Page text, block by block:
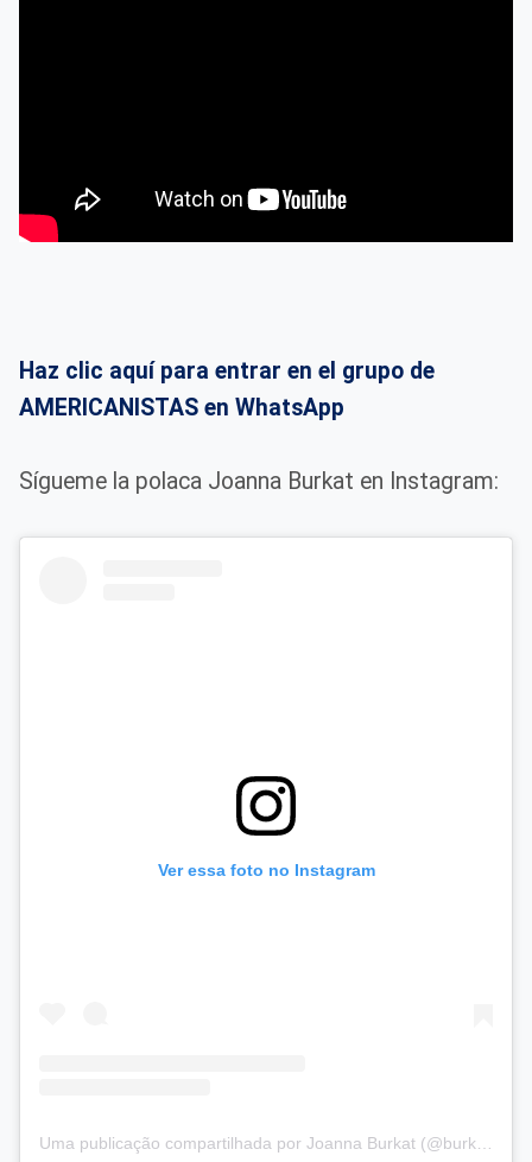
Haz clic aquí para entrar en el grupo de
AMERICANISTAS en WhatsApp
Sígueme la polaca Joanna Burkat en Instagram:
Ver essa foto no Instagram